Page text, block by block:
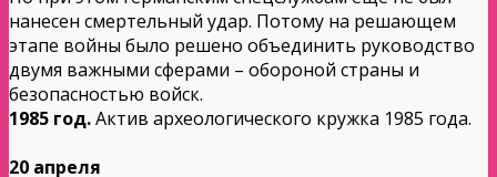
нанесен смертельный удар. Потому на решающем
этапе войны было решено объединить руководство
двумя важными сферами – обороной страны и
безопасностью войск.
1985 год.Актив археологического кружка 1985 года.
20 апреля